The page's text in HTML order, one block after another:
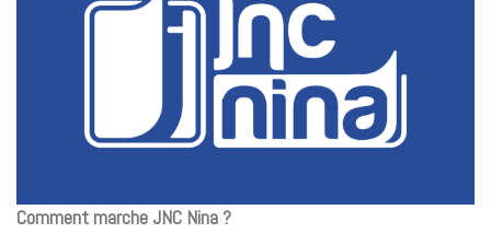
Comment marche JNC Nina ?